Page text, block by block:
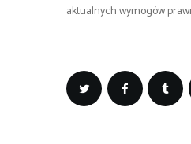
aktualnych wymogów